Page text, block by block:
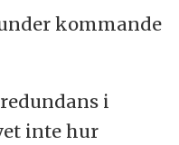
kommande
i
inte hur